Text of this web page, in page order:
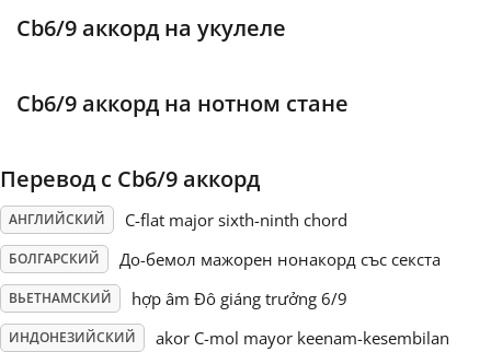
Português
Русский
Cb6/9 аккорд на укулеле
Cb6/9 аккорд на нотном стане
Перевод с Cb6/9 аккорд
АНГЛИЙСКИЙ C-flat major sixth-ninth chord
БОЛГАРСКИЙ До-бемол мажорен нонакорд със секста
ВЬЕТНАМСКИЙ hợp âm Đô giáng trưởng 6/9
ИНДОНЕЗИЙСКИЙ akor C-mol mayor keenam-kesembilan